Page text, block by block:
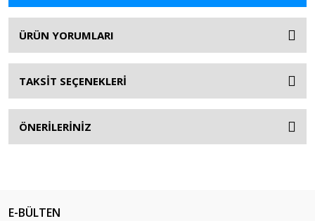
ÜRÜN YORUMLARI
TAKSİT SEÇENEKLERİ
ÖNERİLERİNİZ
E-BÜLTEN